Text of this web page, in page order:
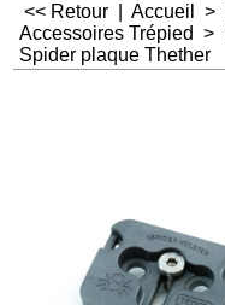
<< Retour Accueil >
Accessoires Trépied >
Spider plaque Thether